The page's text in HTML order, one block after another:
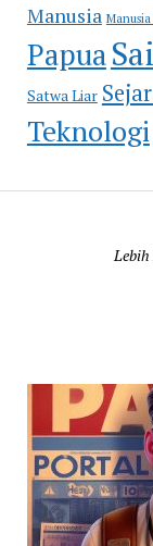
Manusia Manusia
Papua
Satwa Liar
Teknologi
Lebih